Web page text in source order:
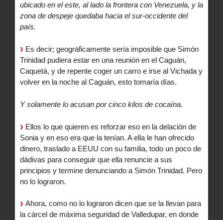
ubicado en el este, al lado la frontera con Venezuela, y la
zona de despeje quedaba hacia el sur-occidente del
país.
Es decir; geográficamente sería imposible que Simón
Trinidad pudiera estar en una reunión en el Caguán,
Caquetá, y de repente coger un carro e irse al Vichada y
volver en la noche al Caguán, esto tomaría días.
Y solamente lo acusan por cinco kilos de cocaína.
Ellos lo que quieren es reforzar eso en la delación de
Sonia y en eso era que la tenían. A ella le han ofrecido
dinero, traslado a EEUU con su familia, todo un poco de
dádivas para conseguir que ella renuncie a sus
principios y termine denunciando a Simón Trinidad. Pero
no lo lograron.
Ahora, como no lo lograron dicen que se la llevan para
la cárcel de máxima seguridad de Valledupar, en donde